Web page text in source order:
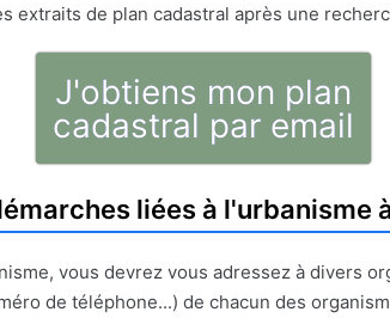
extraits de plan cadastral après une
J'obtiens mon plan
cadastral par email
liées à l'urbanisme
vous devrez vous adressez à divers
de téléphone...) de chacun des